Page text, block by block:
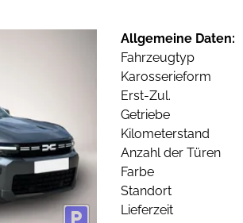
Allgemeine Daten:
Fahrzeugtyp
Karosserieform
Erst-Zul.
Getriebe
Kilometerstand
Anzahl der Türen
Farbe
Standort
Lieferzeit